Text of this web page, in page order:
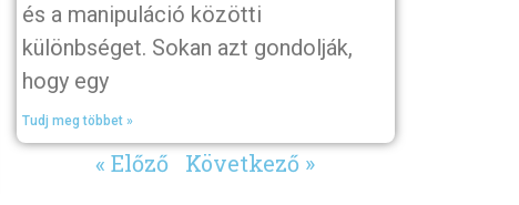
és a manipuláció közötti
különbséget. Sokan azt gondolják,
hogy egy
Tudj meg többet »
« Előző Következő »